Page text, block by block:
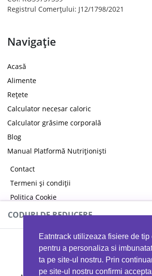
Eatntrack utilizeaza fisiere de tip
pentru a personaliza si
ta pe site-ul nostru. Prin
pe site-ul nostru confirmi
Registrul Comerțului: J12/1798/2021
Navigație
Acasă
Alimente
Rețete
Calculator necesar caloric
Calculator grăsime corporală
Blog
Manual Platformă Nutriționiști
Contact
Termeni și condiții
Politica Cookie
Politica de confidențialitate
CODURI DE REDUCERE
MYPROTEIN